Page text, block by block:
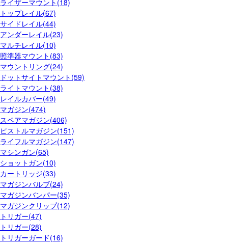
トップレイル(67)
サイドレイル(44)
アンダーレイル(23)
マルチレイル(10)
照準器マウント(83)
マウントリング(24)
ドットサイトマウント(59)
ライトマウント(38)
レイルカバー(49)
マガジン(474)
スペアマガジン(406)
ピストルマガジン(151)
ライフルマガジン(147)
マシンガン(65)
ショットガン(10)
カートリッジ(33)
マガジンバルブ(24)
マガジンバンパー(35)
マガジンクリップ(12)
トリガー(47)
トリガー(28)
トリガーガード(16)